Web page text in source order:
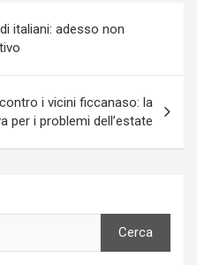
italiani: adesso non
i vicini ficcanaso: la
per i problemi dell’estate
Cerca